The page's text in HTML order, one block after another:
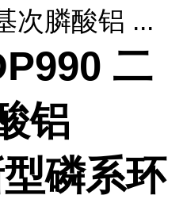
次膦酸铝 ...
二
铝
磷系环